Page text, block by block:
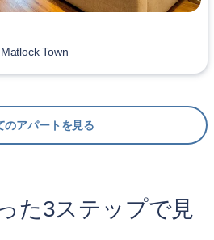
Town
のアパートを見る
た3ステップで見